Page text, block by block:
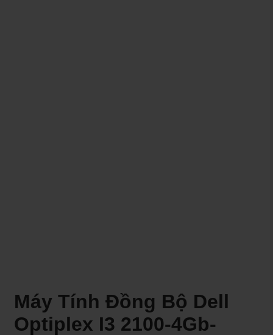
Máy Tính Đồng Bộ Dell
Optiplex I3 2100-4Gb-